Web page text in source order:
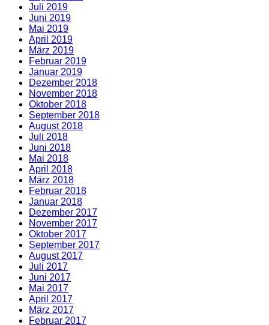
Juli 2019
Juni 2019
Mai 2019
April 2019
März 2019
Februar 2019
Januar 2019
Dezember 2018
November 2018
Oktober 2018
September 2018
August 2018
Juli 2018
Juni 2018
Mai 2018
April 2018
März 2018
Februar 2018
Januar 2018
Dezember 2017
November 2017
Oktober 2017
September 2017
August 2017
Juli 2017
Juni 2017
Mai 2017
April 2017
März 2017
Februar 2017